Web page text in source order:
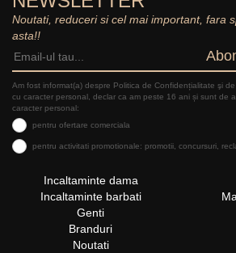
Noutati, reduceri si cel mai important, fara
asta!!
Am fost informat(a) despre Politica de Confidențialitate şi
cu caracter personal, declar ca am peste 16 ani și sunt de
caracter personal:
pentru ofertare comerciala
pentru activitati promotionale: promotii, concursuri,
Incaltaminte dama
Incaltaminte barbati
Genti
Branduri
Noutati